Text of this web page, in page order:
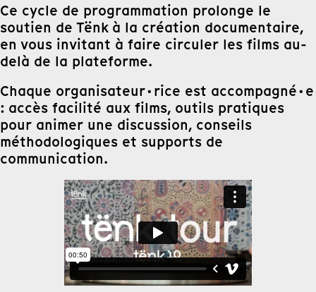
Ce cycle de programmation prolonge le
soutien de Tënk à la création documentaire,
en vous invitant à faire circuler les films au-
delà de la plateforme.
Chaque organisateur·rice est accompagné·e
: accès facilité aux films, outils pratiques
pour animer une discussion, conseils
méthodologiques et supports de
communication.